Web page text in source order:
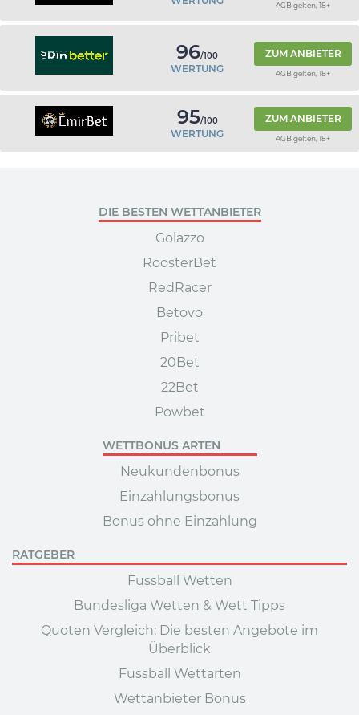
AGB gelten, 18+
96/100
WERTUNG
ZUM ANBIETER
AGB gelten, 18+
95/100
WERTUNG
ZUM ANBIETER
AGB gelten, 18+
DIE BESTEN WETTANBIETER
Golazzo
RoosterBet
RedRacer
Betovo
Pribet
20Bet
22Bet
Powbet
WETTBONUS ARTEN
Neukundenbonus
Einzahlungsbonus
Bonus ohne Einzahlung
RATGEBER
Fussball Wetten
Bundesliga Wetten & Wett Tipps
Quoten Vergleich: Die besten Angebote im
Überblick
Fussball Wettarten
Wettanbieter Bonus